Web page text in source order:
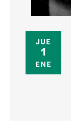
JUE
1
ENE